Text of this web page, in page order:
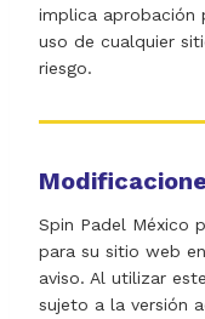
implica aprobación
uso de cualquier
riesgo.
Spin Padel México
para su sitio web
aviso. Al utilizar
sujeto a la versión